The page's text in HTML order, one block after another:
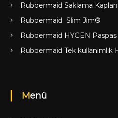
Rubbermaid Saklama Kapları
Rubbermaid Slim Jim®
Rubbermaid HYGEN Paspas
Rubbermaid Tek kullanımlık
Menü